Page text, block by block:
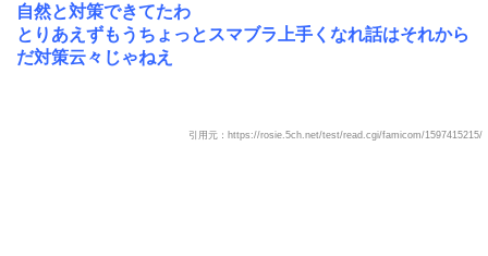
自然と対策できてたわ
とりあえずもうちょっとスマブラ上手くなれ話はそれから
だ対策云々じゃねえ
引用元：https://rosie.5ch.net/test/read.cgi/famicom/1597415215/